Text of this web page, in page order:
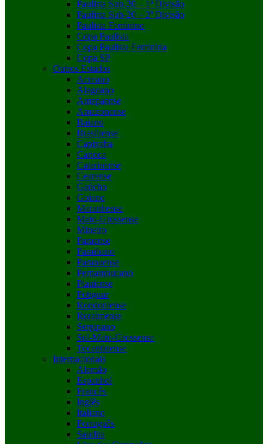
Paulista Sub-20 – 1ª Divisão
Paulista Sub-20 – 2ª Divisão
Paulista Feminino
Copa Paulista
Copa Paulista Feminina
Copa SP
Outros Estados
Acreano
Alagoano
Amapaense
Amazonense
Baiano
Brasiliense
Capixaba
Carioca
Catarinense
Cearense
Gaúcho
Goiano
Maranhense
Mato-Grossense
Mineiro
Paraense
Paraibano
Paranaense
Pernambucano
Piauiense
Potiguar
Rondoniense
Roraimense
Sergipano
Sul-Mato-Grossense
Tocantinense
Internacionais
Alemão
Espanhol
Francês
Inglês
Italiano
Português
Saudita